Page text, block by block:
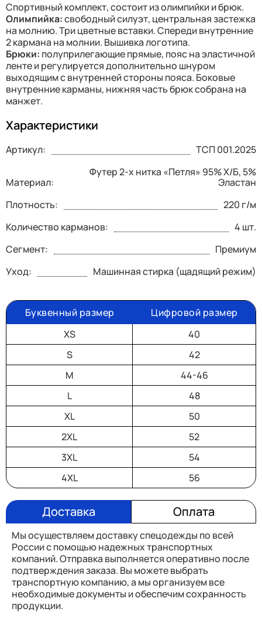
Спортивный комплект, состоит из олимпийки и брюк.
Олимпийка:свободный силуэт, центральная застежка
на молнию. Три цветные вставки. Спереди внутренние
2 кармана на молнии. Вышивка логотипа.
Брюки: полуприлегающие прямые, пояс на эластичной
ленте и регулируется дополнительно шнуром
выходящим с внутренней стороны пояса. Боковые
внутренние карманы, нижняя часть брюк собрана на
манжет.
Характеристики
Артикул: ТСП 001.2025
Материал:
Футер 2-х нитка «Петля» 95% Х/Б, 5%
Эластан
Плотность:
220 г/м
Количество карманов:
4 шт.
Сегмент:
Премиум
Уход:
Машинная стирка (щадящий режим)
Буквенный размер
Цифровой размер
XS
40
S
42
M
44-46
L
48
XL
50
2XL
52
3XL
54
4XL
56
Доставка Оплата
Мы осуществляем доставку спецодежды по всей
России с помощью надежных транспортных
компаний. Отправка выполняется оперативно после
подтверждения заказа. Вы можете выбрать
транспортную компанию, а мы организуем все
необходимые документы и обеспечим сохранность
продукции.